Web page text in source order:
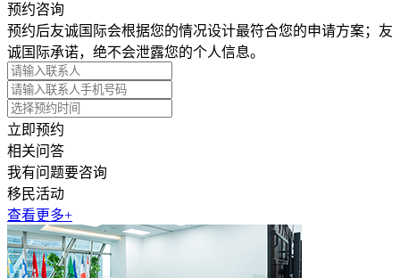
预约咨询
预约后友诚国际会根据您的情况设计最符合您的申请方案；友
诚国际承诺，绝不会泄露您的个人信息。
立即预约
相关问答
我有问题要咨询
移民活动
查看更多+